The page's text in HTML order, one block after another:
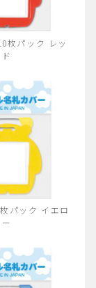
枚パック レッ
ド
パック イエロ
ー